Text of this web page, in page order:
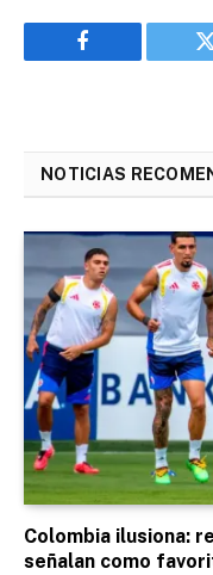
Facebook
NOTICIAS
Colombia ilusiona:
señalan como